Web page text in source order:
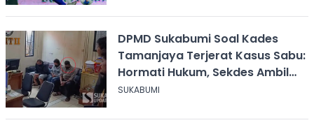
DPMD Sukabumi Soal Kades
Tamanjaya Terjerat Kasus Sabu:
Hormati Hukum, Sekdes Ambil
Alih Pelayanan
SUKABUMI